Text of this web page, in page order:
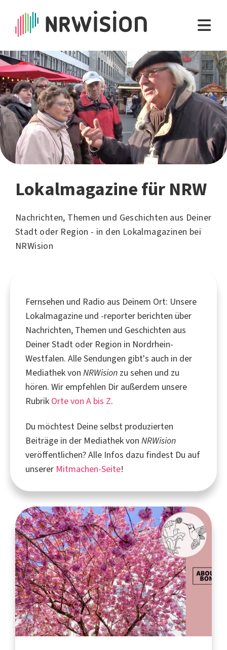
Lokalmagazine für NRW
Nachrichten, Themen und Geschichten aus Deiner
Stadt oder Region - in den Lokalmagazinen bei
NRWision
Fernsehen und Radio aus Deinem Ort: Unsere
Lokalmagazine und -reporter berichten über
Nachrichten, Themen und Geschichten aus
Deiner Stadt oder Region in Nordrhein-
Westfalen. Alle Sendungen gibt's auch in der
Mediathek von NRWision zu sehen und zu
hören. Wir empfehlen Dir außerdem unsere
Rubrik Orte von A bis Z.
Du möchtest Deine selbst produzierten
Beiträge in der Mediathek von NRWision
veröffentlichen? Alle Infos dazu findest Du auf
unserer Mitmachen-Seite!